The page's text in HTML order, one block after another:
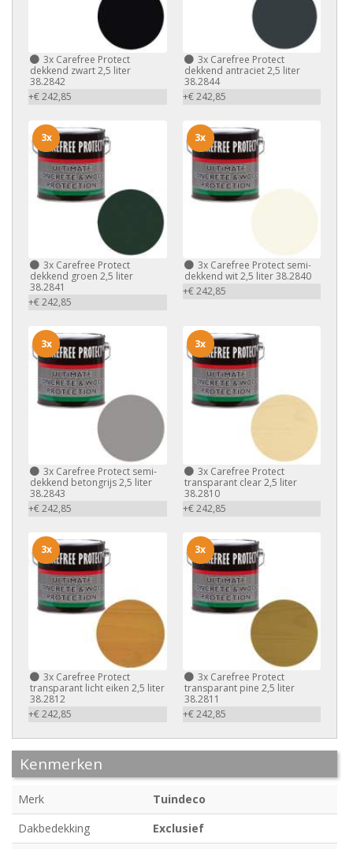
3x Carefree Protect
dekkend zwart 2,5 liter
38.2842
+€ 242,85
3xCarefree Protect
dekkend antraciet 2,5 liter
38.2844
+€ 242,85
3x Carefree Protect
dekkend groen 2,5 liter
38.2841
+€ 242,85
3x
3xCarefree Protect semi-
dekkend wit 2,5 liter 38.2840
+€ 242,85
3x
3x Carefree Protect semi-
dekkend betongrijs 2,5 liter
38.2843
+€ 242,85
3x
3xCarefree Protect
transparant clear 2,5 liter
38.2810
+€ 242,85
3x
3x Carefree Protect
transparant licht eiken 2,5 liter
38.2812
+€ 242,85
3x
3xCarefree Protect
transparant pine 2,5 liter
38.2811
+€ 242,85
3x
Kenmerken
Merk
Tuindeco
Dakbedekking
Exclusief